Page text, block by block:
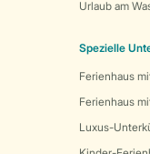
Urlaub am
Spezielle
Ferienhaus
Ferienhaus
Luxus-